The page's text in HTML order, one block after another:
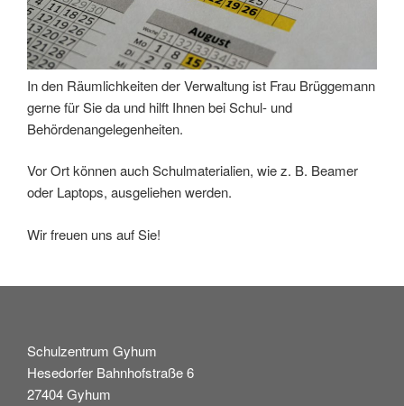
In den Räumlichkeiten der Verwaltung ist Frau Brüggemann
gerne für Sie da und hilft Ihnen bei Schul- und
Behördenangelegenheiten.
Vor Ort können auch Schulmaterialien, wie z. B. Beamer
oder Laptops, ausgeliehen werden.
Wir freuen uns auf Sie!
Schulzentrum Gyhum
Hesedorfer Bahnhofstraße 6
27404 Gyhum